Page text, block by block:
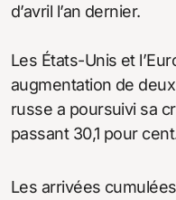
d’avril l’an dernier.
Les États-Unis et
augmentation de
russe a poursuivi sa
passant 30,1 pour
Les arrivées